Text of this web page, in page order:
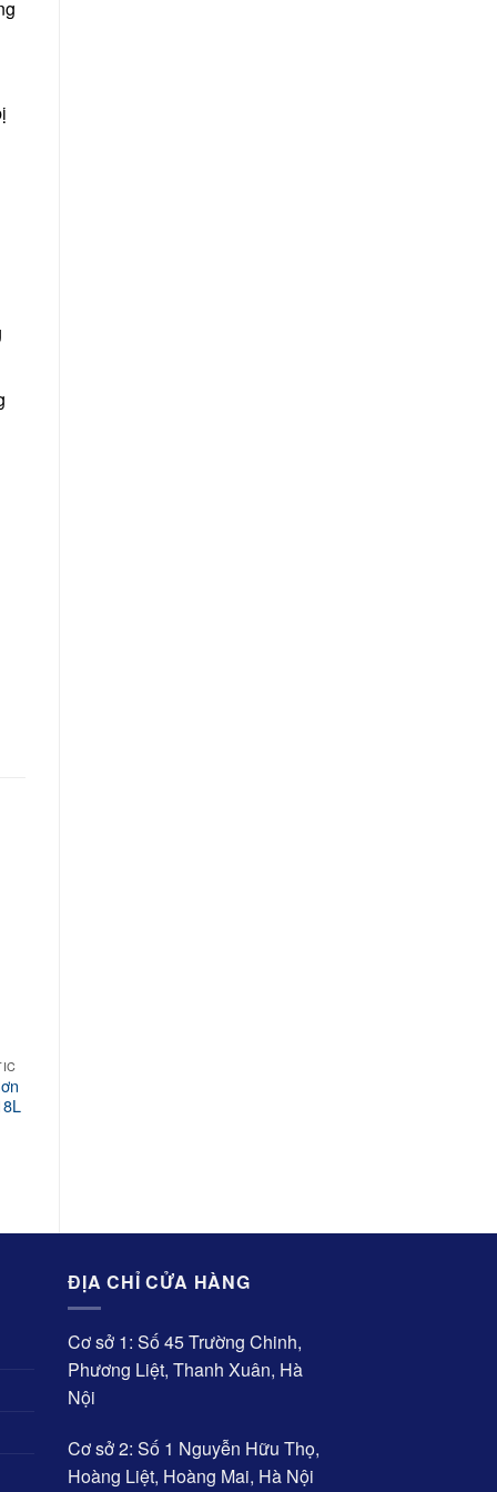
ĐỊA CHỈ CỬA HÀNG
Cơ sở 1: Số 45 Trường Chinh,
Phương Liệt, Thanh Xuân, Hà
Nội
Cơ sở 2: Số 1 Nguyễn Hữu Thọ,
Hoàng Liệt, Hoàng Mai, Hà Nội